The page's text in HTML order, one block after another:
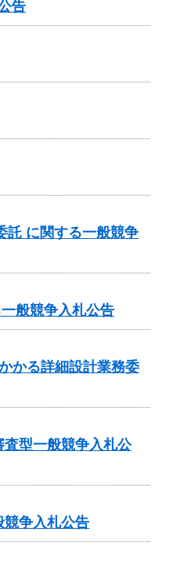
告
託 に関する一般競争
般競争入札公告
かる詳細設計業務委
型一般競争入札公
競争入札公告